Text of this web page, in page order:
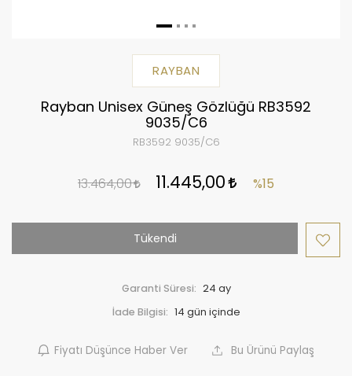
RAYBAN
Rayban Unisex Güneş Gözlüğü RB3592
9035/C6
RB3592 9035/C6
13.464,00 11.445,00 %15
Tükendi
Garanti Süresi: 24 ay
İade Bilgisi:
Fiyatı Düşünce Haber Ver Bu Ürünü Paylaş